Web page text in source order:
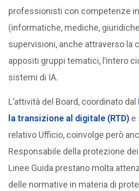
professionisti con competenze
(informatiche, mediche,
supervisioni, anche attraverso la
appositi gruppi tematici, l’intero
sistemi di IA.
L’attività del Board, coordinato dal
la transizione al digitale (RTD) e
relativo Ufficio, coinvolge però
Responsabile della protezione
Linee Guida prestano molta
delle normative in materia di